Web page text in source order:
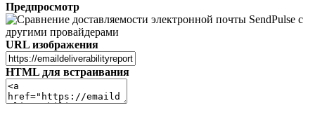
Предпросмотр
URL изображения
HTML для встраивания